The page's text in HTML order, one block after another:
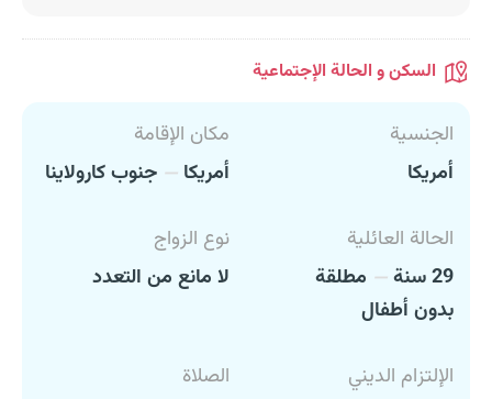
السكن و الحالة الإجتماعية
الجنسية
أمريكا
مكان الإقامة
أمريكا
جنوب كارولاينا
الحالة العائلية
29 سنة
مطلقة
بدون أطفال
نوع الزواج
لا مانع من التعدد
الإلتزام الديني
الصلاة